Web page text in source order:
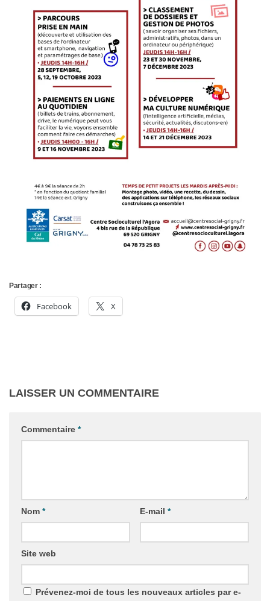
Partager :
Facebook X
LAISSER UN COMMENTAIRE
Commentaire *
Nom * E-mail *
Site web
Prévenez-moi de tous les nouveaux articles par e-